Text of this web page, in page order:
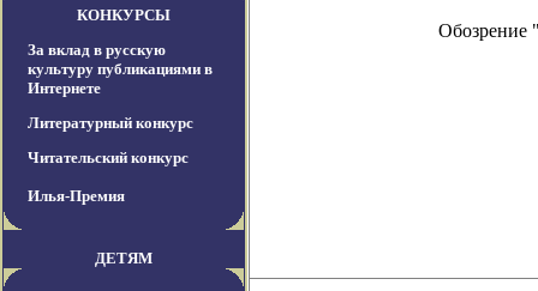
КОНКУРСЫ
За вклад в русскую
культуру публикациями в
Интернете
Литературный конкурс
Читательский конкурс
Илья-Премия
ДЕТЯМ
Обозрение